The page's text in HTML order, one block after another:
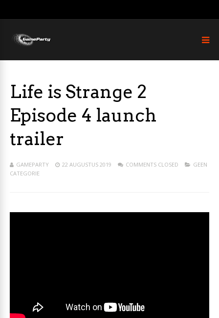
Life is Strange 2
Episode 4 launch
trailer
GAMEPARTY 22 AUGUSTUS 2019 COMMENTS CLOSED
GEEN
CATEGORIE